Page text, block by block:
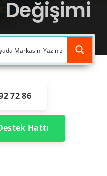
Değişimi
72 86
Hattı